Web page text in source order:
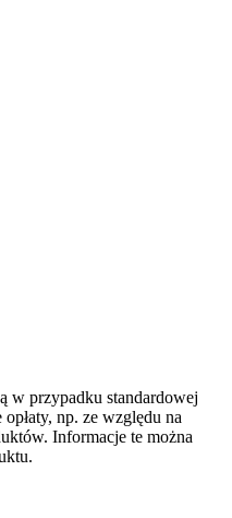
w przypadku standardowej
np. ze względu na
Informacje te można